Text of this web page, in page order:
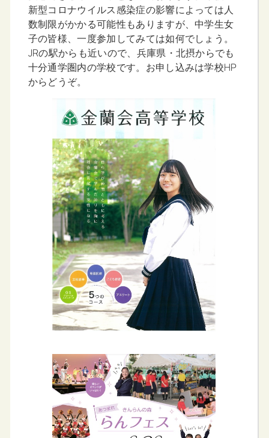
新型コロナウイルス感染症の影響によっては人
数制限がかかる可能性もありますが、中学生女
子の皆様、一度参加してみては如何でしょう。
JRの駅からも近いので、兵庫県・北摂からでも
十分通学圏内の学校です。お申し込みは学校HP
からどうぞ。